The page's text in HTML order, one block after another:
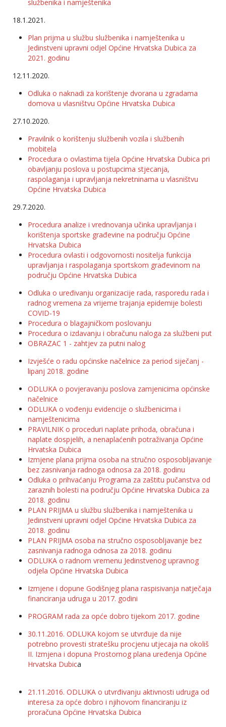
službenika i namještenika
18.1.2021.
Plan prijma u službu službenika i namještenika u
Jedinstveni upravni odjel Općine Hrvatska Dubica za
2021. godinu
12.11.2020.
Odluka o naknadi za korištenje dvorana u zgradama
domova u vlasništvu Općine Hrvatska Dubica
27.10.2020.
Pravilnik o korištenju službenih vozila i službenih
mobitela
Procedura o ovlastima tijela Općine Hrvatska Dubica pri
obavljanju poslova u postupcima stjecanja,
raspolaganja i upravljanja nekretninama u vlasništvu
Općine Hrvatska Dubica
29.7.2020.
Procedura analize i vrednovanja učinka upravljanja i
korištenja sportske građevine na području Općine
Hrvatska Dubica
Procedura ovlasti i odgovornosti nositelja funkcija
upravljanja i raspolaganja sportskom građevinom na
području Općine Hrvatska Dubica
Odluka o uređivanju organizacije rada, rasporedu rada i
radnog vremena za vrijeme trajanja epidemije bolesti
COVID-19
Procedura o blagajničkom poslovanju
Procedura o izdavanju i obračunu naloga za službeni put
OBRAZAC 1 - zahtjev za putni nalog
Izvješće o radu općinske načelnice za period siječanj -
lipanj 2018. godine
ODLUKA o povjeravanju poslova zamjenicima općinske
načelnice
ODLUKA o vođenju evidencije o službenicima i
namještenicima
PRAVILNIK o proceduri naplate prihoda, obračuna i
naplate dospjelih, a nenaplaćenih potraživanja Općine
Hrvatska Dubica
Izmjene plana prijma osoba na stručno osposobljavanje
bez zasnivanja radnoga odnosa za 2018. godinu
Odluka o prihvaćanju Programa za zaštitu pučanstva od
zaraznih bolesti na području Općine Hrvatska Dubica za
2018. godinu
PLAN PRIJMA u službu službenika i namještenika u
Jedinstveni upravni odjel Općine Hrvatska Dubica za
2018. godinu
PLAN PRIJMA osoba na stručno osposobljavanje bez
zasnivanja radnoga odnosa za 2018. godinu
ODLUKA o radnom vremenu Jedinstvenog upravnog
odjela Općine Hrvatska Dubica
Izmjene i dopune Godišnjeg plana raspisivanja natječaja
financiranja udruga u 2017. godini
PROGRAM rada za opće dobro tijekom 2017. godine
30.11.2016. ODLUKA kojom se utvrđuje da nije
potrebno provesti stratešku procjenu utjecaja na okoliš
II. Izmjena i dopuna Prostornog plana uređenja Općine
Hrvatska Dubica
21.11.2016. ODLUKA o utvrđivanju aktivnosti udruga od
interesa za opće dobro i njihovom financiranju iz
proračuna Općine Hrvatska Dubica